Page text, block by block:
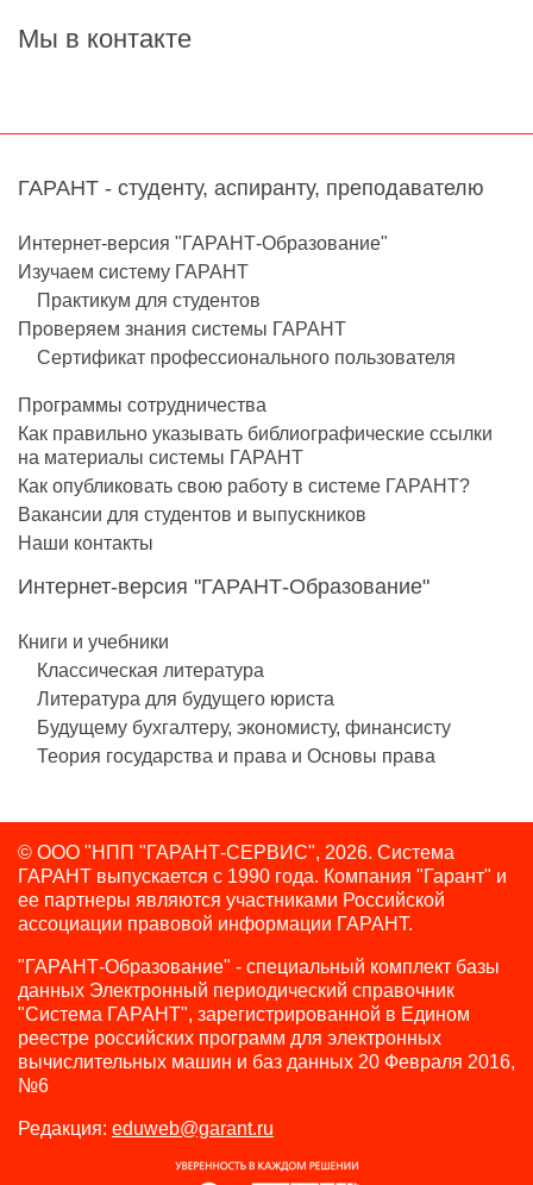
Мы в контакте
ГАРАНТ - студенту, аспиранту, преподавателю
Интернет-версия "ГАРАНТ-Образование"
Изучаем систему ГАРАНТ
Практикум для студентов
Проверяем знания системы ГАРАНТ
Сертификат профессионального пользователя
Программы сотрудничества
Как правильно указывать библиографические ссылки
на материалы системы ГАРАНТ
Как опубликовать свою работу в системе ГАРАНТ?
Вакансии для студентов и выпускников
Наши контакты
Интернет-версия "ГАРАНТ-Образование"
Книги и учебники
Классическая литература
Литература для будущего юриста
Будущему бухгалтеру, экономисту, финансисту
Теория государства и права и Основы права
© ООО "НПП "ГАРАНТ-СЕРВИС", 2026. Система
ГАРАНТ выпускается с 1990 года. Компания "Гарант" и
ее партнеры являются участниками Российской
ассоциации правовой информации ГАРАНТ.
"ГАРАНТ-Образование" - специальный комплект базы
данных Электронный периодический справочник
"Система ГАРАНТ", зарегистрированной в Едином
реестре российских программ для электронных
вычислительных машин и баз данных 20 Февраля 2016,
№6
Редакция: eduweb@garant.ru